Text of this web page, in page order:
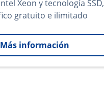
Xeon y tecnología SSD,
gratuito e ilimitado
Más información